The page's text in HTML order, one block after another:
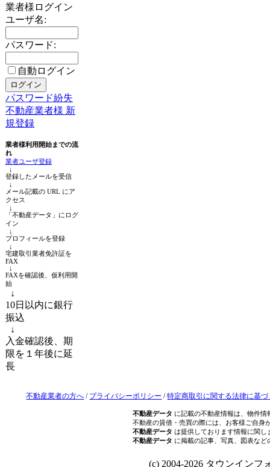
業者様ログイン
ユーザ名:
パスワード:
自動ログイン
パスワード紛失
不動産業者様 新
規登録
業者様利用開始までの流
れ
業者ユーザ登録
↓
登録したメールを受信
↓
メール記載の URL にア
クセス
↓
「不動産データ」にログ
イン
↓
プロフィールを登録
↓
宅建取引業者免許証を
FAX
↓
FAXを確認後、仮利用開
始
↓
10日以内に銀行
振込
↓
入金確認後、期
限を１年後に延
長
不動産業者の方へ / プライバシーポリシー /特定商取引に関する法律に基
不動産データ に記載の不動産情報は、物件
不動産の賃借・売買の際には、お客様ご自身
不動産データ は提供しております情報に関し
不動産データ に掲載の記事、写真、図表な
(c) 2004-2026 タウンインフ